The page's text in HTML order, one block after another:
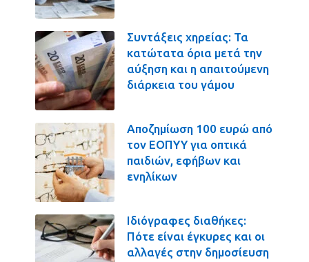
Συντάξεις χηρείας: Τα
κατώτατα όρια μετά την
αύξηση και η απαιτούμενη
διάρκεια του γάμου
Αποζημίωση 100 ευρώ από
τον ΕΟΠΥΥ για οπτικά
παιδιών, εφήβων και
ενηλίκων
Ιδιόγραφες διαθήκες:
Πότε είναι έγκυρες και οι
αλλαγές στην δημοσίευση